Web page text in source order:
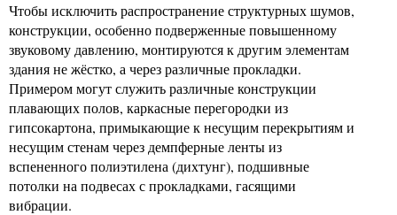
Чтобы исключить распространение структурных шумов,
конструкции, особенно подверженные повышенному
звуковому давлению, монтируются к другим элементам
здания не жёстко, а через различные прокладки.
Примером могут служить различные конструкции
плавающих полов, каркасные перегородки из
гипсокартона, примыкающие к несущим перекрытиям и
несущим стенам через демпферные ленты из
вспененного полиэтилена (дихтунг), подшивные
потолки на подвесах с прокладками, гасящими
вибрации.